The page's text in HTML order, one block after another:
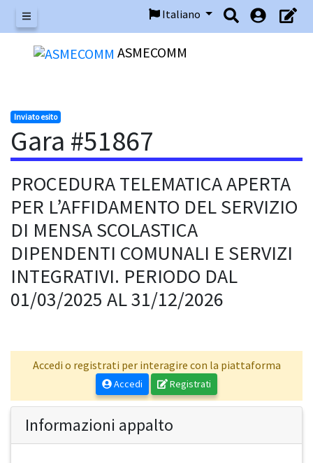
Menu
Italiano
ASMECOMM
Inviato esito
Gara #51867
PROCEDURA TELEMATICA APERTA
PER L’AFFIDAMENTO DEL SERVIZIO
DI MENSA SCOLASTICA
DIPENDENTI COMUNALI E SERVIZI
INTEGRATIVI. PERIODO DAL
01/03/2025 AL 31/12/2026
Accedi o registrati per interagire con la piattaforma
Accedi Registrati
Informazioni appalto